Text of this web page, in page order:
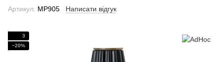
Артикул: MP905 Написати відгук
3
−20%